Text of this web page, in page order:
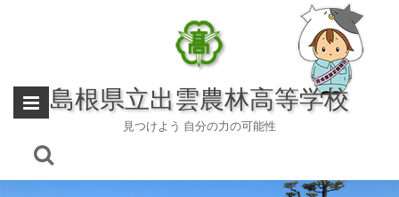
島根県立出雲農林高等学校
見つけよう 自分の力の可能性